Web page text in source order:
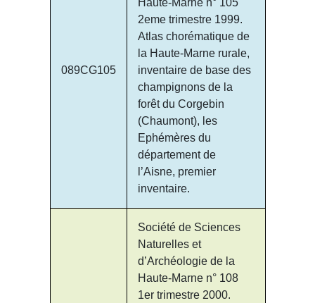
089CG105
2eme trimestre 1999.
Atlas chorématique de
la Haute-Marne rurale,
inventaire de base des
champignons de la
forêt du Corgebin
(Chaumont), les
Ephémères du
département de
l’Aisne, premier
inventaire.
Société de Sciences
Naturelles et
d’Archéologie de la
Haute-Marne n° 108
1er trimestre 2000.